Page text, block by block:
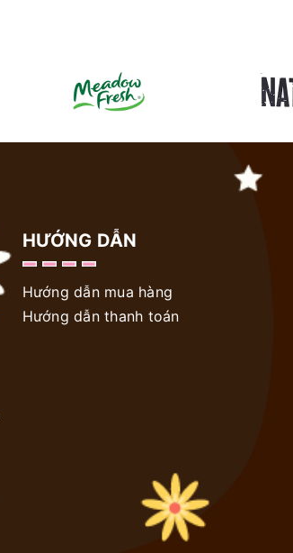
HƯỚNG DẪN
Hướng dẫn mua hàng
Hướng dẫn thanh toán